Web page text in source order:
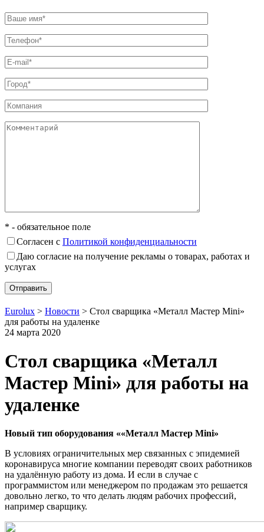
* - обязательное поле
Согласен с Политикой конфиденциальности
Даю согласие на получение рекламы о товарах, работах и
услугах
Eurolux > Новости > Стол сварщика «Металл Мастер Mini»
для работы на удаленке
24 марта 2020
Стол сварщика «Металл
Мастер Mini» для работы на
удаленке
Новый тип оборудования ««Металл Мастер Mini»
В условиях ограничительных мер связанных с эпидемией
коронавируса многие компании переводят своих работников
на удалённую работу из дома. И если в случае с
программистом или менеджером по продажам это решается
довольно легко, то что делать людям рабочих профессий,
например сварщику.